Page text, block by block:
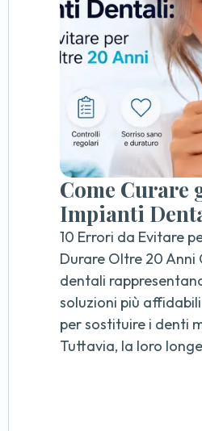
Come Curare
Impianti
10 Errori da Evitare
Durare Oltre 20 Anni
dentali
soluzioni più
per sostituire i denti
Tuttavia, la loro